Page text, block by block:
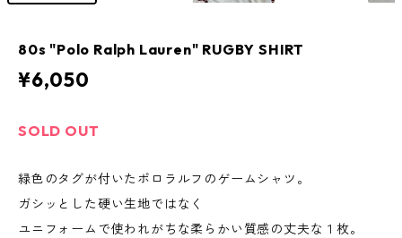
80s "Polo Ralph Lauren" RUGBY SHIRT
¥6,050
SOLD OUT
緑色のタグが付いたポロラルフのゲームシャツ。
ガシッとした硬い生地ではなく
ユニフォームで使われがちな柔らかい質感の丈夫な１枚。